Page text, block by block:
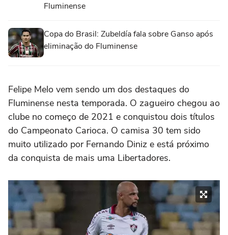
Fluminense
Copa do Brasil: Zubeldía fala sobre Ganso após
eliminação do Fluminense
Felipe Melo vem sendo um dos destaques do
Fluminense nesta temporada. O zagueiro chegou ao
clube no começo de 2021 e conquistou dois títulos
do Campeonato Carioca. O camisa 30 tem sido
muito utilizado por Fernando Diniz e está próximo
da conquista de mais uma Libertadores.